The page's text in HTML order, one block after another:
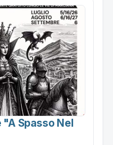
"a Spasso Nel